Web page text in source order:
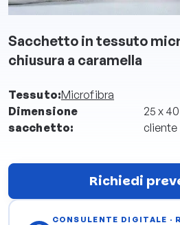
Sacchetto in tessuto
chiusura a caramella
Tessuto:Microfibra
Dimensione
sacchetto:
25 x
cliente
Richiedi
CONSULENTE DIGITALE ·